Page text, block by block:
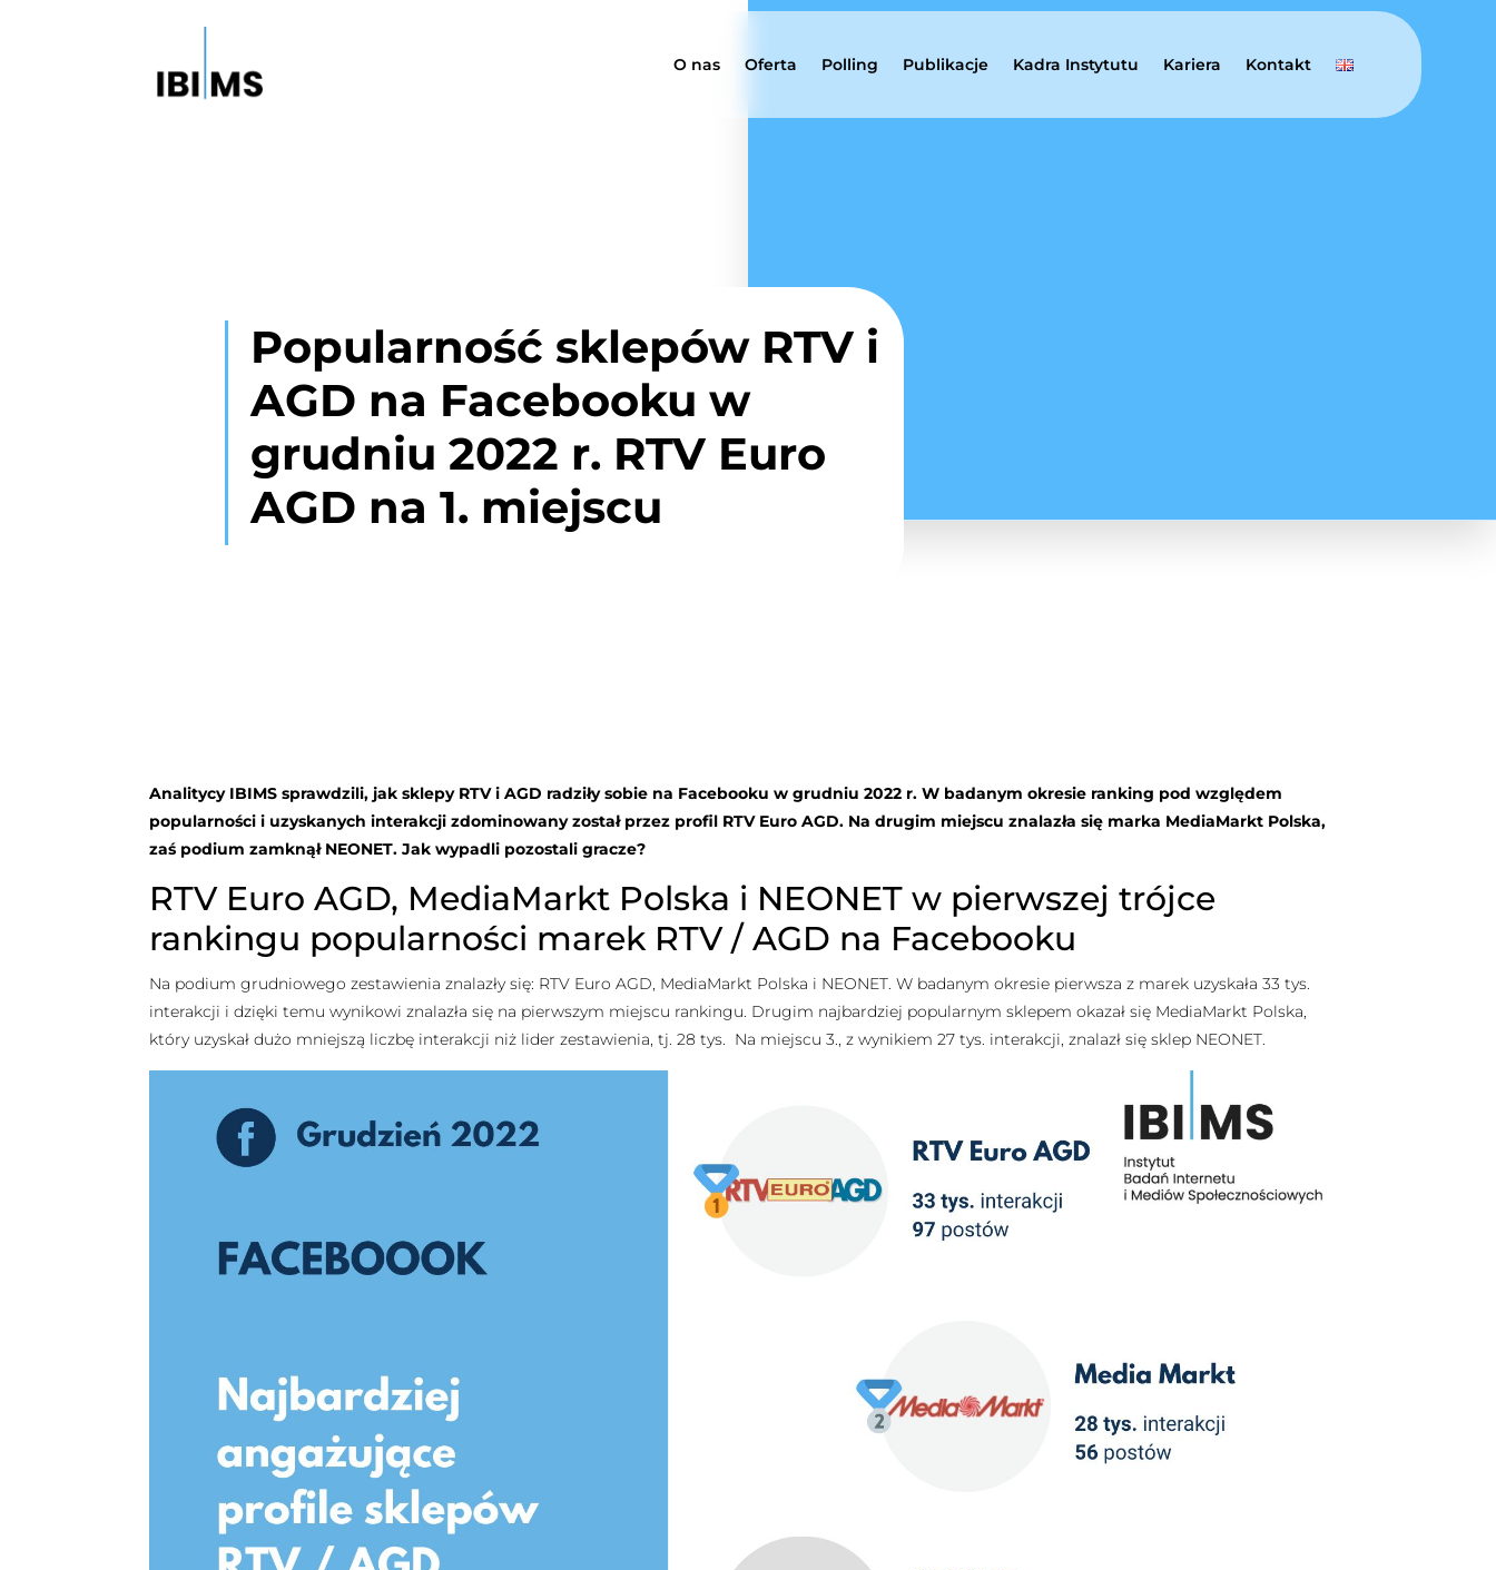
O nas Oferta Polling Publikacje Kadra Instytutu Kariera Kontakt
Popularność sklepów RTV i
AGD na Facebooku w
grudniu 2022 r. RTV Euro
AGD na 1. miejscu
Analitycy IBIMS sprawdzili, jak sklepy RTV i AGD radziły sobie na Facebooku w grudniu 2022 r. W badanym okresie ranking pod względem
popularności i uzyskanych interakcji zdominowany został przez profil RTV Euro AGD. Na drugim miejscu znalazła się marka MediaMarkt Polska,
zaś podium zamknął NEONET. Jak wypadli pozostali gracze?
RTV Euro AGD, MediaMarkt Polska i NEONET w pierwszej trójce
rankingu popularności marek RTV / AGD na Facebooku
Na podium grudniowego zestawienia znalazły się: RTV Euro AGD, MediaMarkt Polska i NEONET. W badanym okresie pierwsza z marek uzyskała 33 tys.
interakcji i dzięki temu wynikowi znalazła się na pierwszym miejscu rankingu. Drugim najbardziej popularnym sklepem okazał się MediaMarkt Polska,
który uzyskał dużo mniejszą liczbę interakcji niż lider zestawienia, tj. 28 tys. Na miejscu 3., z wynikiem 27 tys. interakcji, znalazł się sklep NEONET.